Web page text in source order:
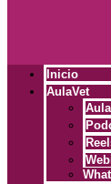
Inicio
AulaVet